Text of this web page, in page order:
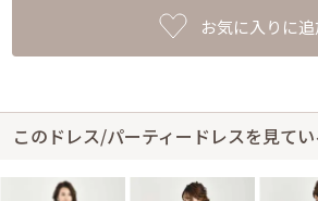
お気に入りに追
このドレス/パーティードレスを見て